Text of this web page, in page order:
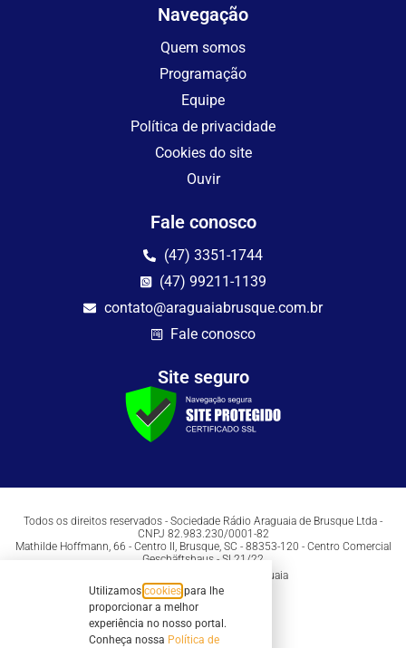
Navegação
Quem somos
Programação
Equipe
Política de privacidade
Cookies do site
Ouvir
Fale conosco
(47) 3351-1744
(47) 99211-1139
contato@araguaiabrusque.com.br
Fale conosco
Site seguro
Todos os direitos reservados - Sociedade Rádio Araguaia de Brusque Ltda -
CNPJ 82.983.230/0001-82
Mathilde Hoffmann, 66 - Centro II, Brusque, SC - 88353-120 - Centro Comercial
Geschäftshaus - Sl 21/22
Copyright © 2026 | Rádio Araguaia
Utilizamos cookies para lhe
proporcionar a melhor
experiência no nosso portal.
Conheça nossa Política de